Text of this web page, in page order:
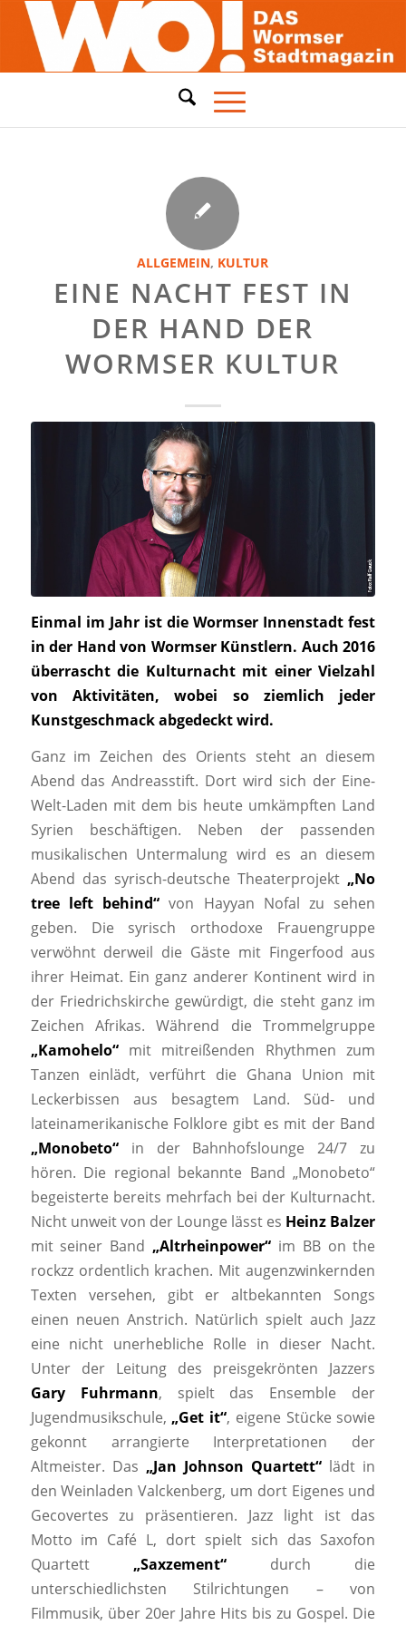
ALLGEMEIN, KULTUR
EINE NACHT FEST IN
DER HAND DER
WORMSER KULTUR
Einmal im Jahr ist die Wormser Innenstadt fest
in der Hand von Wormser Künstlern. Auch 2016
überrascht die Kulturnacht mit einer Vielzahl
von Aktivitäten, wobei so ziemlich jeder
Kunstgeschmack abgedeckt wird.
Ganz im Zeichen des Orients steht an diesem
Abend das Andreasstift. Dort wird sich der Eine-
Welt-Laden mit dem bis heute umkämpften Land
Syrien beschäftigen. Neben der passenden
musikalischen Untermalung wird es an diesem
Abend das syrisch-deutsche Theaterprojekt„No
tree left behind“ von Hayyan Nofal zu sehen
geben. Die syrisch orthodoxe Frauengruppe
verwöhnt derweil die Gäste mit Fingerfood aus
ihrer Heimat. Ein ganz anderer Kontinent wird in
der Friedrichskirche gewürdigt, die steht ganz im
Zeichen Afrikas. Während die Trommelgruppe
„Kamohelo“mit mitreißenden Rhythmen zum
Tanzen einlädt, verführt die Ghana Union mit
Leckerbissen aus besagtem Land. Süd- und
lateinamerikanische Folklore gibt es mit der Band
„Monobeto“in der Bahnhofslounge 24/7 zu
hören. Die regional bekannte Band „Monobeto“
begeisterte bereits mehrfach bei der Kulturnacht.
Nicht unweit von der Lounge lässt es Heinz Balzer
mit seiner Band„Altrheinpower“ im BB on the
rockzz ordentlich krachen. Mit augenzwinkernden
Texten versehen, gibt er altbekannten Songs
einen neuen Anstrich. Natürlich spielt auch Jazz
eine nicht unerhebliche Rolle in dieser Nacht.
Unter der Leitung des preisgekrönten Jazzers
Gary Fuhrmann, spielt das Ensemble der
Jugendmusikschule,„Get it“, eigene Stücke sowie
gekonnt arrangierte Interpretationen der
Altmeister. Das „Jan Johnson Quartett“ lädt in
den Weinladen Valckenberg, um dort Eigenes und
Gecovertes zu präsentieren. Jazz light ist das
Motto im Café L, dort spielt sich das Saxofon
Quartett „Saxzement“durch die
unterschiedlichsten Stilrichtungen – von
Filmmusik, über 20er Jahre Hits bis zu Gospel. Die